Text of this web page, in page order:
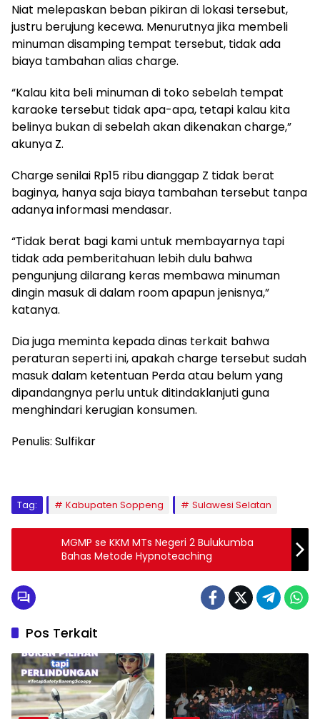
Niat melepaskan beban pikiran di lokasi tersebut,
justru berujung kecewa. Menurutnya jika membeli
minuman disamping tempat tersebut, tidak ada
biaya tambahan alias charge.
“Kalau kita beli minuman di toko sebelah tempat
karaoke tersebut tidak apa-apa, tetapi kalau kita
belinya bukan di sebelah akan dikenakan charge,”
akunya Z.
Charge senilai Rp15 ribu dianggap Z tidak berat
baginya, hanya saja biaya tambahan tersebut tanpa
adanya informasi mendasar.
“Tidak berat bagi kami untuk membayarnya tapi
tidak ada pemberitahuan lebih dulu bahwa
pengunjung dilarang keras membawa minuman
dingin masuk di dalam room apapun jenisnya,”
katanya.
Dia juga meminta kepada dinas terkait bahwa
peraturan seperti ini, apakah charge tersebut sudah
masuk dalam ketentuan Perda atau belum yang
dipandangnya perlu untuk ditindaklanjuti guna
menghindari kerugian konsumen.
Penulis: Sulfikar
Tag: Kabupaten Soppeng Sulawesi Selatan
MGMP se KKM MTs Negeri 2 Bulukumba
Bahas Metode Hypnoteaching
Pos Terkait